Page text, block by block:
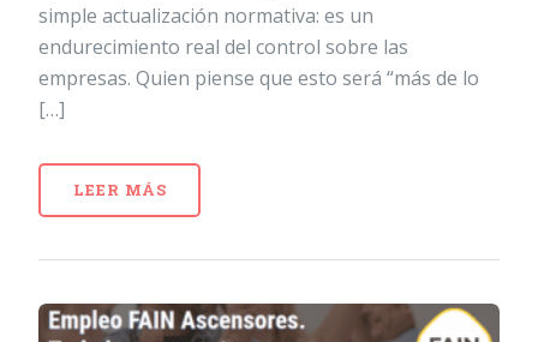
simple actualización normativa: es un
endurecimiento real del control sobre las
empresas. Quien piense que esto será “más de lo
[…]
LEER MÁS